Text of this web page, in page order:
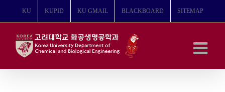
뛰
KU KUPID KU GMAIL BLACKBOARD SITEMAP